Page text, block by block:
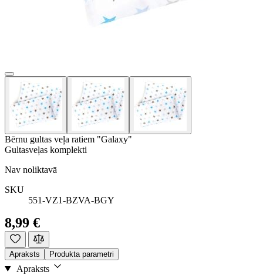
Bērnu gultas veļa ratiem "Galaxy"
Gultasveļas komplekti
Nav noliktavā
SKU
551-VZ1-BZVA-BGY
8,99 €
Apraksts Produkta parametri
Apraksts